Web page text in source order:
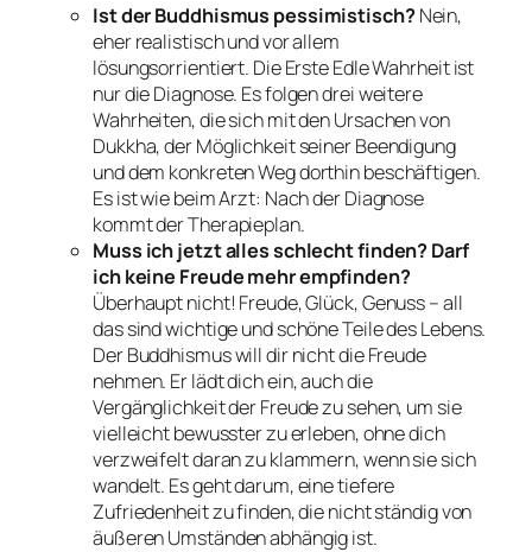
Ist der Buddhismus pessimistisch?Nein,
eher realistisch und vor allem
lösungsorrientiert. Die Erste Edle Wahrheit ist
nur die Diagnose. Es folgen drei weitere
Wahrheiten, die sich mit den Ursachen von
Dukkha, der Möglichkeit seiner Beendigung
und dem konkreten Weg dorthin beschäftigen.
Es ist wie beim Arzt: Nach der Diagnose
kommt der Therapieplan.
Muss ich jetzt alles schlecht finden? Darf
ich keine Freude mehr empfinden?
Überhaupt nicht! Freude, Glück, Genuss – all
das sind wichtige und schöne Teile des Lebens.
Der Buddhismus will dir nicht die Freude
nehmen. Er lädt dich ein, auch die
Vergänglichkeit der Freude zu sehen, um sie
vielleicht bewusster zu erleben, ohne dich
verzweifelt daran zu klammern, wenn sie sich
wandelt. Es geht darum, eine tiefere
Zufriedenheit zu finden, die nicht ständig von
äußeren Umständen abhängig ist.